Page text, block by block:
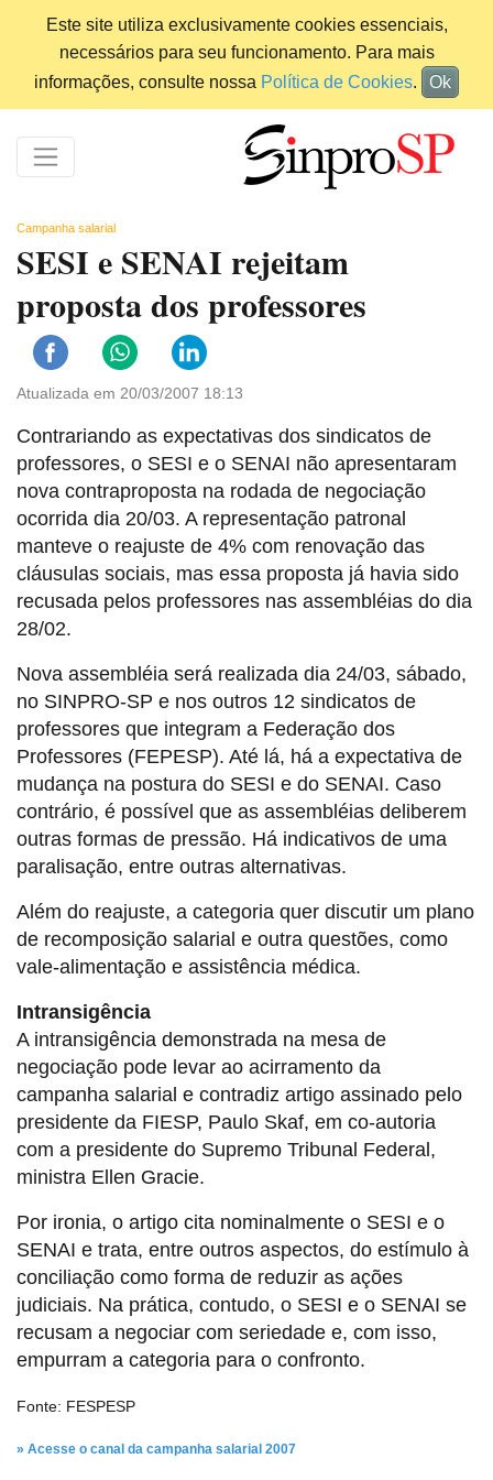
Este site utiliza exclusivamente cookies essenciais,
necessários para seu funcionamento. Para mais
informações, consulte nossa Política de Cookies. Ok
Campanha salarial
SESI e SENAI rejeitam
proposta dos professores
Atualizada em 20/03/2007 18:13
Contrariando as expectativas dos sindicatos de
professores, o SESI e o SENAI não apresentaram
nova contraproposta na rodada de negociação
ocorrida dia 20/03. A representação patronal
manteve o reajuste de 4% com renovação das
cláusulas sociais, mas essa proposta já havia sido
recusada pelos professores nas assembléias do dia
28/02.
Nova assembléia será realizada dia 24/03, sábado,
no SINPRO-SP e nos outros 12 sindicatos de
professores que integram a Federação dos
Professores (FEPESP). Até lá, há a expectativa de
mudança na postura do SESI e do SENAI. Caso
contrário, é possível que as assembléias deliberem
outras formas de pressão. Há indicativos de uma
paralisação, entre outras alternativas.
Além do reajuste, a categoria quer discutir um plano
de recomposição salarial e outra questões, como
vale-alimentação e assistência médica.
Intransigência
A intransigência demonstrada na mesa de
negociação pode levar ao acirramento da
campanha salarial e contradiz artigo assinado pelo
presidente da FIESP, Paulo Skaf, em co-autoria
com a presidente do Supremo Tribunal Federal,
ministra Ellen Gracie.
Por ironia, o artigo cita nominalmente o SESI e o
SENAI e trata, entre outros aspectos, do estímulo à
conciliação como forma de reduzir as ações
judiciais. Na prática, contudo, o SESI e o SENAI se
recusam a negociar com seriedade e, com isso,
empurram a categoria para o confronto.
Fonte: FESPESP
» Acesse o canal da campanha salarial 2007